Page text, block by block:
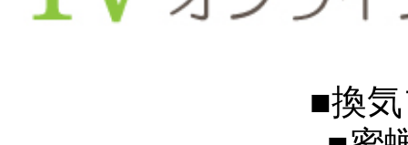
■換